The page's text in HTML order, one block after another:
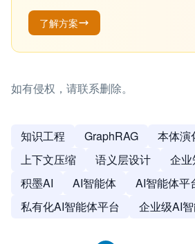
了解方案
如有侵权，请联系删除。
知识工程 GraphRAG 本体演
上下文压缩
语义层设计 企
积墨AI
AI智能体
AI智能体平
私有化AI智能体平台
企业级AI